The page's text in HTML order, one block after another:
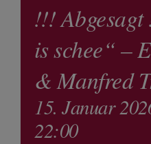
!!!
is schee“ –
& Manfred
15. Januar
22:00